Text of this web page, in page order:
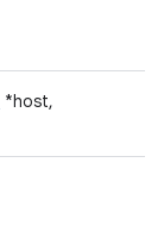
*host,